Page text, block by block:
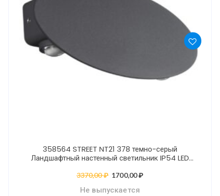
358564 STREET NT21 378 темно-серый
Ландшафтный настенный светильник IP54 LED
3370,00₽ Первоначальная
цена
1700,00₽Текущая
Не выпускается